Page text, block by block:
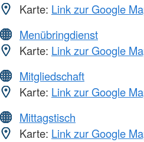
Karte: Link zur Google
Menübringdienst
Karte: Link zur Google
Mitgliedschaft
Karte: Link zur Google
Mittagstisch
Karte: Link zur Google